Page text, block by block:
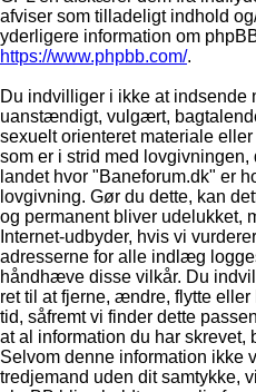
afviser som tilladeligt indhold
yderligere information om
https://www.phpbb.com/.
Du indvilliger i ikke at indsende
uanstændigt, vulgært,
sexuelt orienteret materiale
som er i strid med
landet hvor "Baneforum.dk" er
lovgivning. Gør du dette, kan
og permanent bliver udelukket,
Internet-udbyder, hvis vi
adresserne for alle indlæg
håndhæve disse vilkår. Du
ret til at fjerne, ændre, flytte
tid, såfremt vi finder dette
at al information du har skrevet,
Selvom denne information ikke
tredjemand uden dit samtykke,